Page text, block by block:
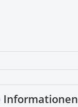
Informationen